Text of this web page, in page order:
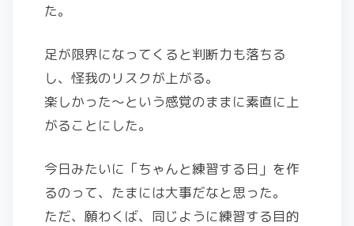
た。
足が限界になってくると判断力も落ちる
し、怪我のリスクが上がる。
楽しかった〜という感覚のままに素直に上
がることにした。
今日みたいに「ちゃんと練習する日」を作
るのって、たまには大事だなと思った。
ただ、願わくば、同じように練習する目的